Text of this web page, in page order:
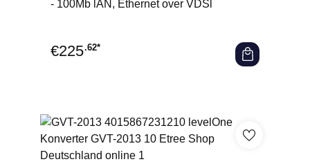
- 100Mb lAN, Ethernet over VDSl
€225.62*